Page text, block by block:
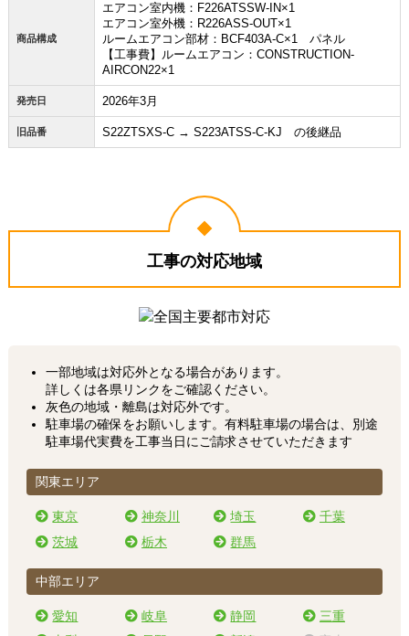
商品構成
エアコン室内機：F226ATSSW-IN×1
エアコン室外機：R226ASS-OUT×1
ルームエアコン部材：BCF403A-C×1 パネル
【工事費】ルームエアコン：CONSTRUCTION-
AIRCON22×1
発売日 2026年3月
旧品番 S22ZTSXS-C → S223ATSS-C-KJ の後継品
工事の対応地域
一部地域は対応外となる場合があります。
詳しくは各県リンクをご確認ください。
灰色の地域・離島は対応外です。
駐車場の確保をお願いします。有料駐車場の場合は、別途
駐車場代実費を工事当日にご請求させていただきます
関東エリア
東京 神奈川 埼玉
千葉
茨城
栃木 群馬
中部エリア
愛知 岐阜 静岡
三重